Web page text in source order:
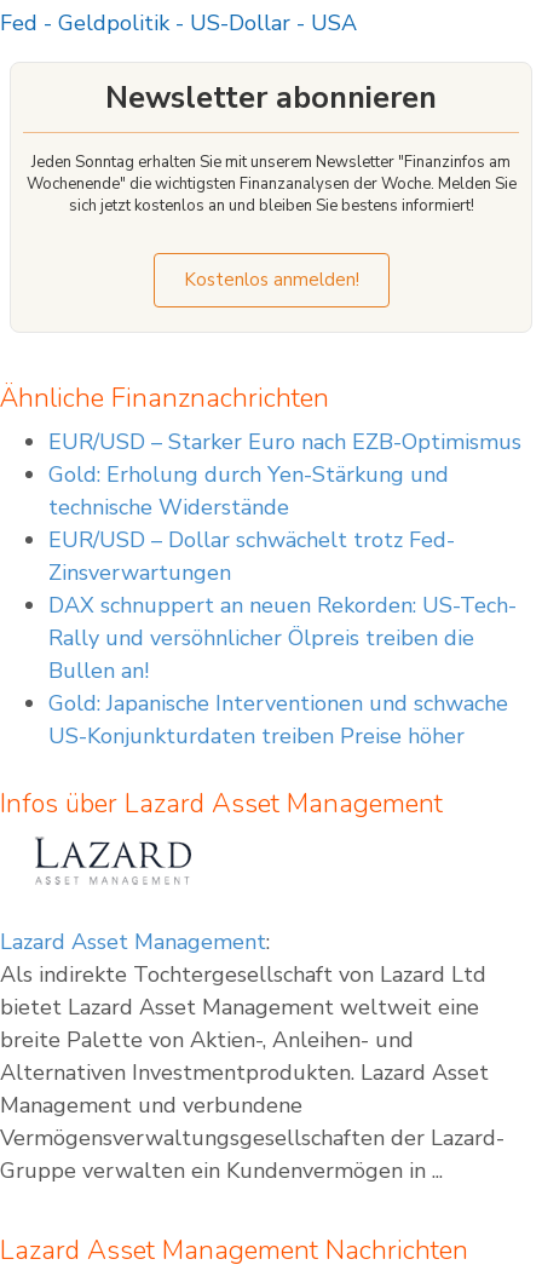
Ausdruck gebrachten Meinungen können sich ohne vorherige Ankündigung
ändern. Weder Lazard noch deren assoziierte Unternehmen übernehmen
darf ohne die vorherige ausdrückliche Erlaubnis von Lazard auf irgendeine
Fed - Geldpolitik- US-Dollar - USA
Newsletter abonnieren
Jeden Sonntag erhalten Sie mit unserem Newsletter "Finanzinfos am
Wochenende" die wichtigsten Finanzanalysen der Woche. Melden Sie
sich jetzt kostenlos an und bleiben Sie bestens informiert!
Kostenlos anmelden!
Ähnliche Finanznachrichten
EUR/USD – Starker Euro nach EZB-Optimismus
Gold: Erholung durch Yen-Stärkung und
technische Widerstände
EUR/USD – Dollar schwächelt trotz Fed-
Zinsverwartungen
DAX schnuppert an neuen Rekorden: US-Tech-
Rally und versöhnlicher Ölpreis treiben die
Bullen an!
Gold: Japanische Interventionen und schwache
US-Konjunkturdaten treiben Preise höher
Infos über Lazard Asset Management
Lazard Asset Management:
Als indirekte Tochtergesellschaft von Lazard Ltd
bietet Lazard Asset Management weltweit eine
breite Palette von Aktien-, Anleihen- und
Alternativen Investmentprodukten. Lazard Asset
Management und verbundene
Vermögensverwaltungsgesellschaften der Lazard-
Gruppe verwalten ein Kundenvermögen in ...
Lazard Asset Management Nachrichten